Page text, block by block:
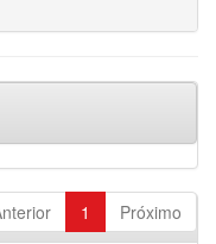
1 Próximo